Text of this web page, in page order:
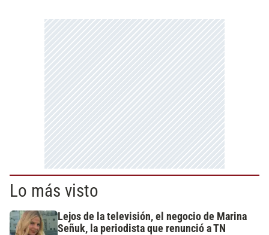
Lo más visto
Lejos de la televisión, el negocio de Marina
Señuk, la periodista que renunció a TN